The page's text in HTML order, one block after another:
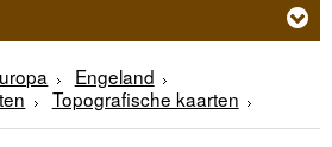
Engeland
Topografische kaarten